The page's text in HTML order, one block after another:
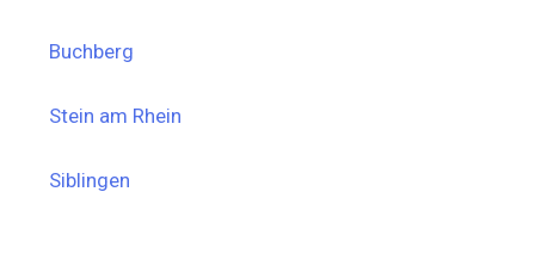
Buchberg
Stein am Rhein
Siblingen